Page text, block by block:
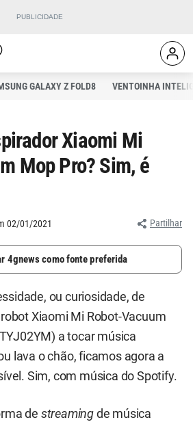
GALAXY Z FOLD8 VENTOINHA
Xiaomi Mi
Mop Pro? Sim, é
02/01/2021 Partilhar
4gnews como fonte preferida
ou curiosidade, de
Xiaomi Mi Robot-Vacuum
a tocar música
lava o chão, ficamos agora a
Sim, com música do Spotify.
de streaming de música